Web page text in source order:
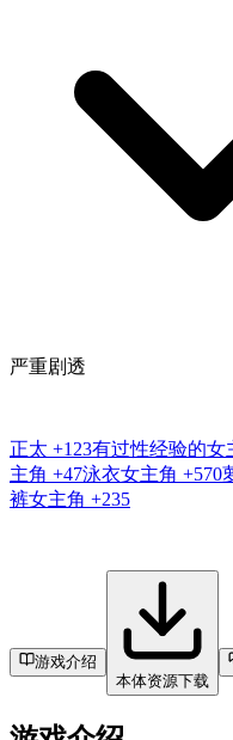
严重剧透
正太 +123有过性经验的女
主角 +47泳衣女主角 +570
裤女主角 +235
游戏介绍
本体资源下载